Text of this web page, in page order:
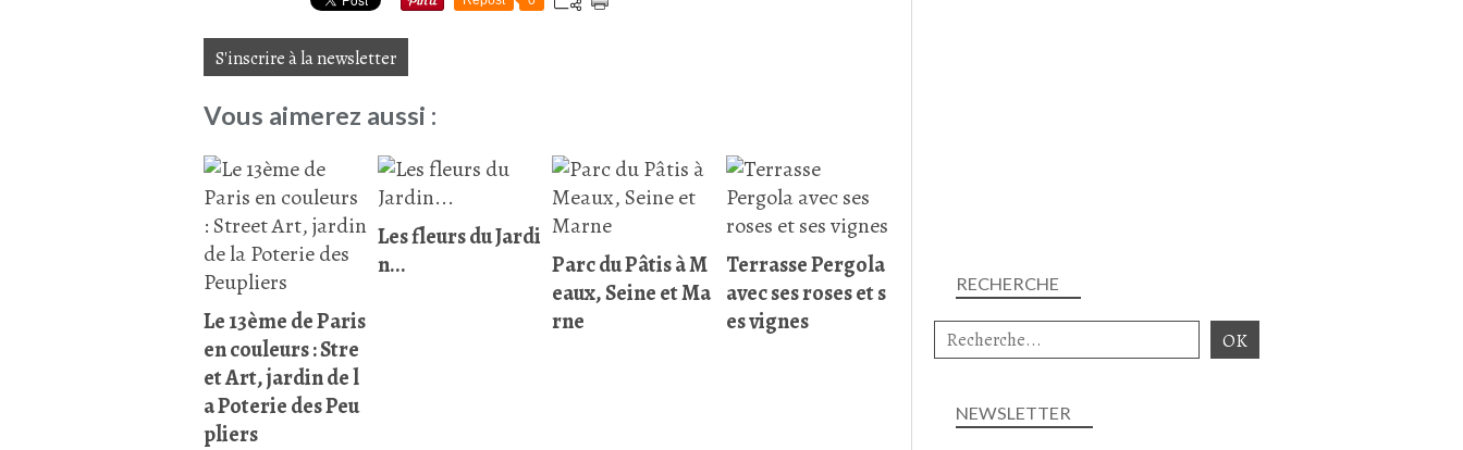
S'inscrire à la newsletter
Vous aimerez aussi :
Le 13ème de Paris
en couleurs : Stre
et Art, jardin de l
a Poterie des Peu
pliers
Les fleurs du Jardi
n...
Parc du Pâtis à M
eaux, Seine et Ma
rne
Terrasse Pergola
avec ses roses et s
es vignes
NEWSLETTER
RECHERCHE